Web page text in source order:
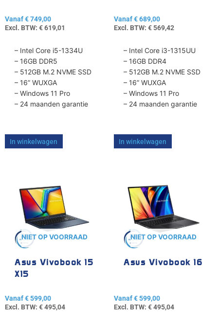
Vanaf€749,00
Excl. BTW: €619,01
– Intel Core i5-1334U
– 16GB DDR5
– 512GB M.2 NVME SSD
– 16” WUXGA
– Windows 11 Pro
– 24 maanden garantie
In winkelwagen
productpagina
Vanaf€689,00
Excl. BTW: €569,42
– Intel Core i3-1315UU
– 16GB DDR4
– 512GB M.2 NVME SSD
– 16” WUXGA
– Windows 11 Pro
– 24 maanden garantie
In winkelwagen
productpagina
NIET OP VOORRAAD
Asus Vivobook 15
X15
Vanaf€599,00
Excl. BTW: €495,04
heeft
meerdere
variaties.
optie
worden
productpagina
NIET OP VOORRAAD
Asus Vivobook 16
Vanaf€599,00
Excl. BTW: €495,04
heeft
meerdere
variaties.
optie
worden
productpagina